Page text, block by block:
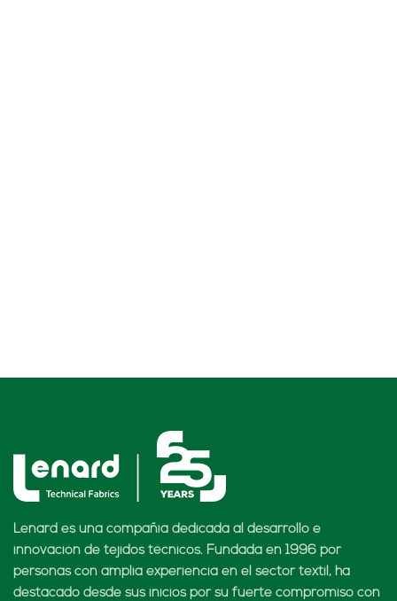
Lenard es una compañía dedicada al desarrollo e
innovación de tejidos técnicos. Fundada en 1996 por
personas con amplia experiencia en el sector textil, ha
destacado desde sus inicios por su fuerte compromiso con